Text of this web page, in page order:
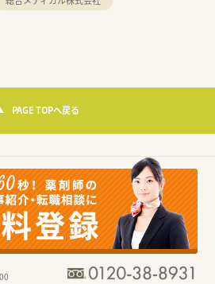
PAGE TOPへ戻る